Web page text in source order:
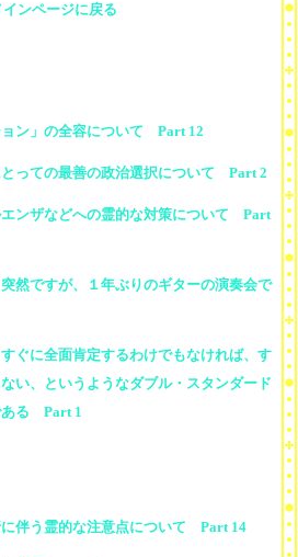
インページに戻る
ン」の全容について Part 12
っての最善の政治選択について Part 2
ンザなどへの霊的な対策について Part
然ですが、１年ぶりのギターの演奏会で
ぐに全面肯定するわけでもなければ、す
い、というようなダブル・スタンダード
ある Part 1
伴う霊的な注意点について Part 14